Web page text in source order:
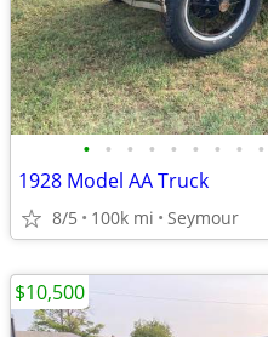
• • • • • • • • •
1928 Model AA Truck
8/5 100k mi Seymour
$10,500